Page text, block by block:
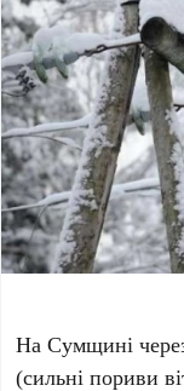
На Сумщині
(сильні пориви